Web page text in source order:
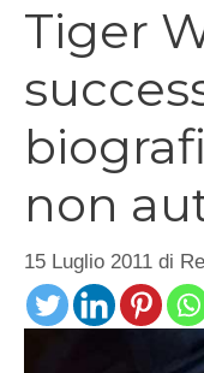
Tiger
non
15 Luglio 2011 di